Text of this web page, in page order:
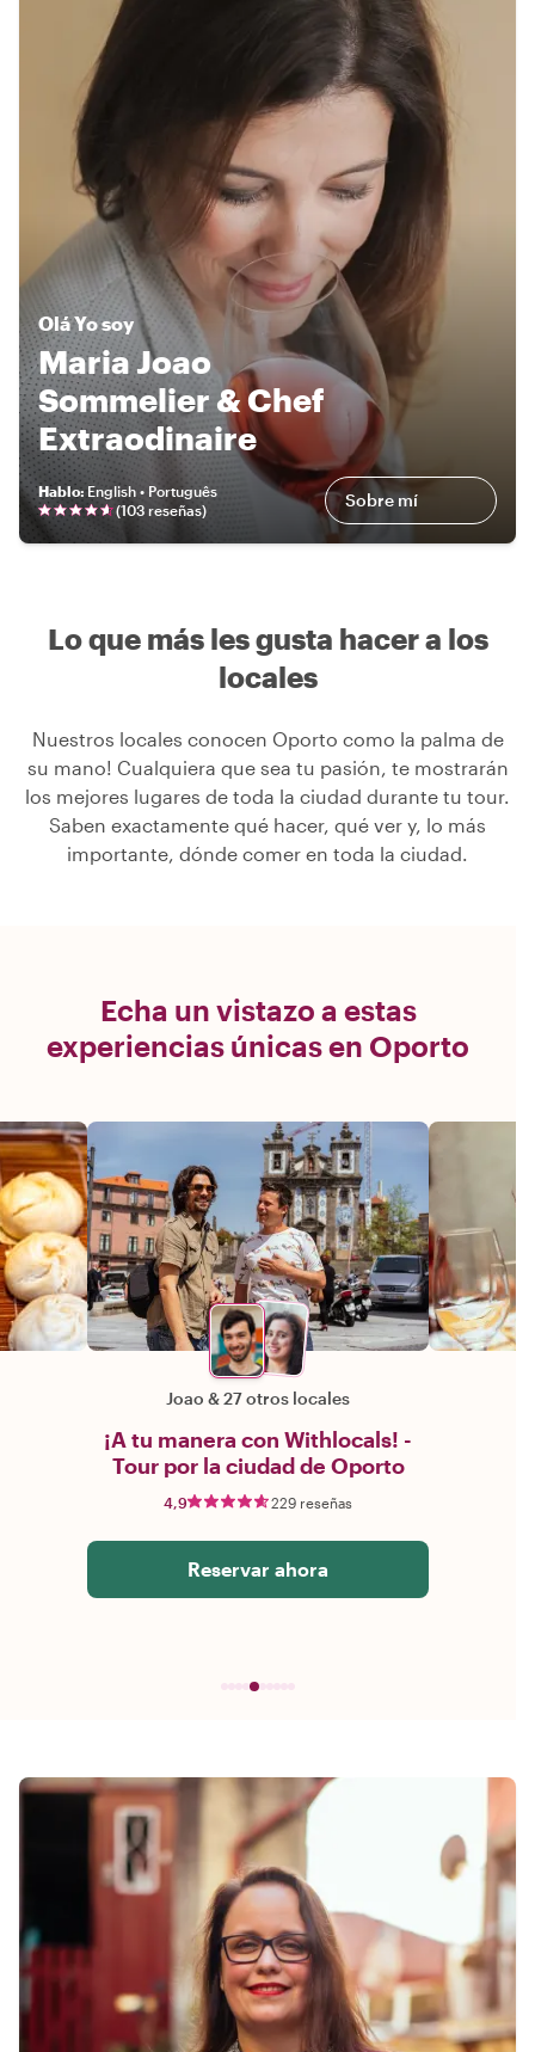
OláYo soy
Maria Joao
Sommelier & Chef
Extraodinaire
Hablo: English • Português
(103 reseñas) Sobre mí
Lo que más les gusta hacer a los
locales
Nuestros locales conocen Oporto como la palma de
su mano! Cualquiera que sea tu pasión, te mostrarán
los mejores lugares de toda la ciudad durante tu tour.
Saben exactamente qué hacer, qué ver y, lo más
importante, dónde comer en toda la ciudad.
Echa un vistazo a estas
experiencias únicas en Oporto
Joao &27 otros locales
¡A tu manera con Withlocals! -
Tour por la ciudad de Oporto
4,9 229 reseñas
Reservar ahora